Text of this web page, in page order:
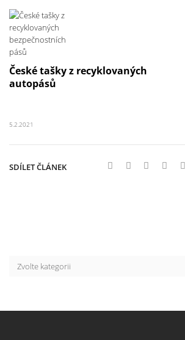
České tašky z recyklovaných
autopásů
5.2.2021
SDÍLET ČLÁNEK